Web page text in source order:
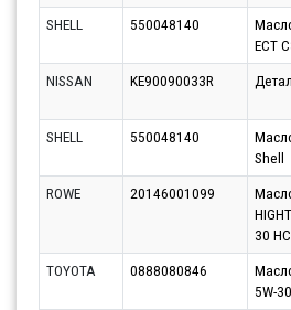
SHELL
550048140
ECT
NISSAN
KE90090033R
SHELL
550048140
Shell
ROWE
20146001099
30
TOYOTA 0888080846
5W-